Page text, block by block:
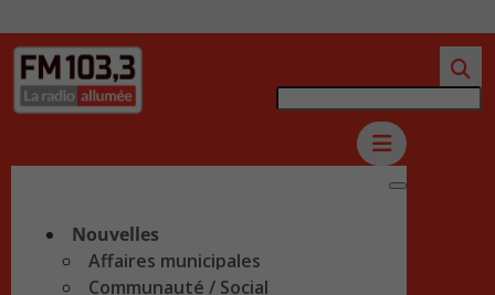
Nouvelles
Affaires municipales
Communauté / Social